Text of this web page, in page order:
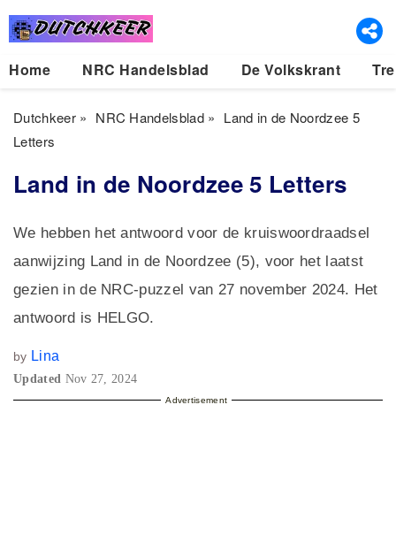
Home NRC Handelsblad De Volkskrant
Dutchkeer» NRC Handelsblad » Land in de Noordzee 5
Letters
Land in de Noordzee 5 Letters
We hebben het antwoord voor de kruiswoordraadsel
aanwijzing Land in de Noordzee (5), voor het laatst
gezien in de NRC-puzzel van 27 november 2024. Het
antwoord is HELGO.
by Lina
Updated Nov 27, 2024
Advertisement